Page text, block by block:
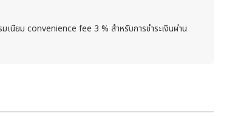
นียม convenience fee 3 % สำหรับการชำระเงินผ่าน